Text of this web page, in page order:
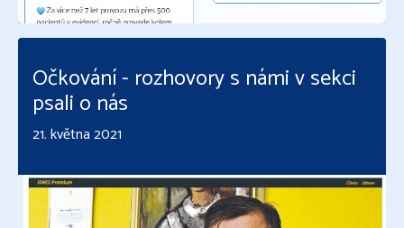
Číst více
Očkování - rozhovory s námi v sekci
psali o nás
21. května 2021